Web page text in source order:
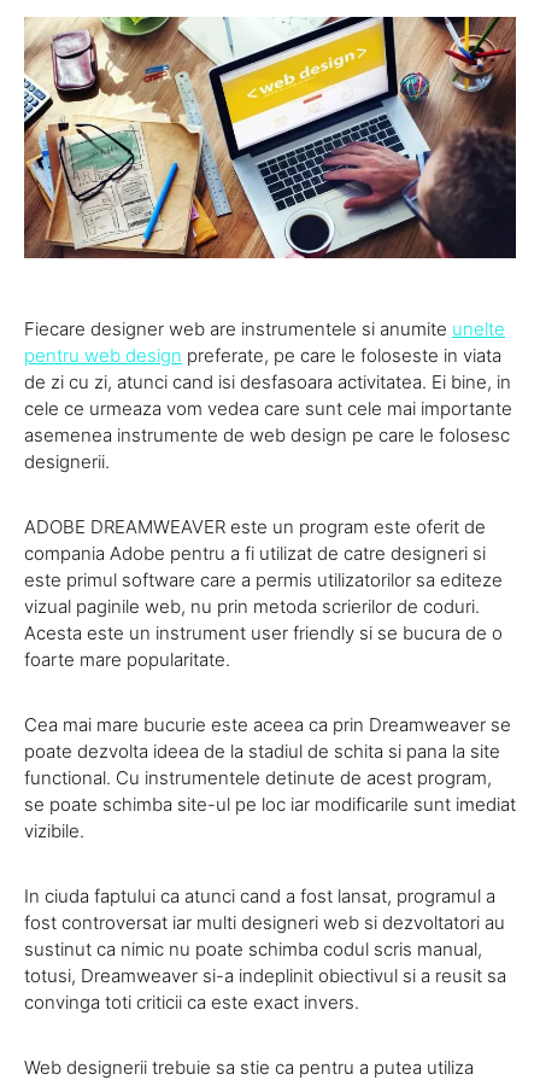
Fiecare designer web are instrumentele si anumite unelte
pentru web design preferate, pe care le foloseste in viata
de zi cu zi, atunci cand isi desfasoara activitatea. Ei bine, in
cele ce urmeaza vom vedea care sunt cele mai importante
asemenea instrumente de web design pe care le folosesc
designerii.
ADOBE DREAMWEAVER este un program este oferit de
compania Adobe pentru a fi utilizat de catre designeri si
este primul software care a permis utilizatorilor sa editeze
vizual paginile web, nu prin metoda scrierilor de coduri.
Acesta este un instrument user friendly si se bucura de o
foarte mare popularitate.
Cea mai mare bucurie este aceea ca prin Dreamweaver se
poate dezvolta ideea de la stadiul de schita si pana la site
functional. Cu instrumentele detinute de acest program,
se poate schimba site-ul pe loc iar modificarile sunt imediat
vizibile.
In ciuda faptului ca atunci cand a fost lansat, programul a
fost controversat iar multi designeri web si dezvoltatori au
sustinut ca nimic nu poate schimba codul scris manual,
totusi, Dreamweaver si-a indeplinit obiectivul si a reusit sa
convinga toti criticii ca este exact invers.
Web designerii trebuie sa stie ca pentru a putea utiliza